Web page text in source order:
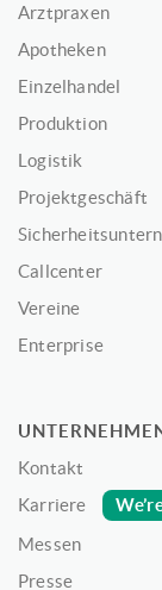
Arztpraxen
Apotheken
Einzelhandel
Produktion
Logistik
Projektgeschäft
Callcenter
Vereine
Enterprise
Kontakt
Karriere
Messen
Presse